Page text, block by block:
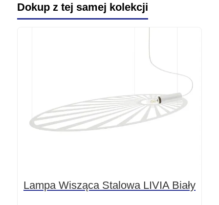
Dokup z tej samej kolekcji
Lampa Wisząca Stalowa LIVIA Biały